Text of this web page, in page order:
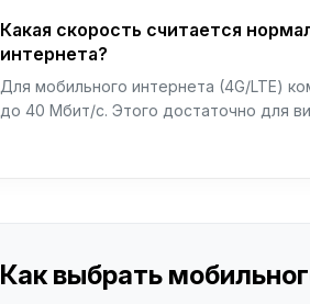
Какая скорость считается
интернета?
Для мобильного интернета (4G/LTE)
до 40 Мбит/с. Этого достаточно для
Как выбрать